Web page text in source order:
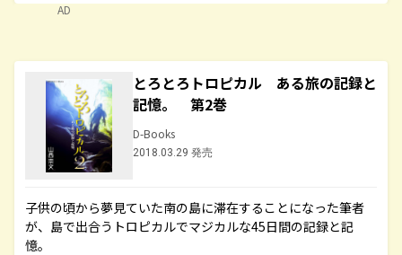
AD
とろとろトロピカル ある旅の記録と
記憶。 第2巻
D-Books
2018.03.29 発売
子供の頃から夢見ていた南の島に滞在することになった筆者
が、島で出合うトロピカルでマジカルな45日間の記録と記
憶。